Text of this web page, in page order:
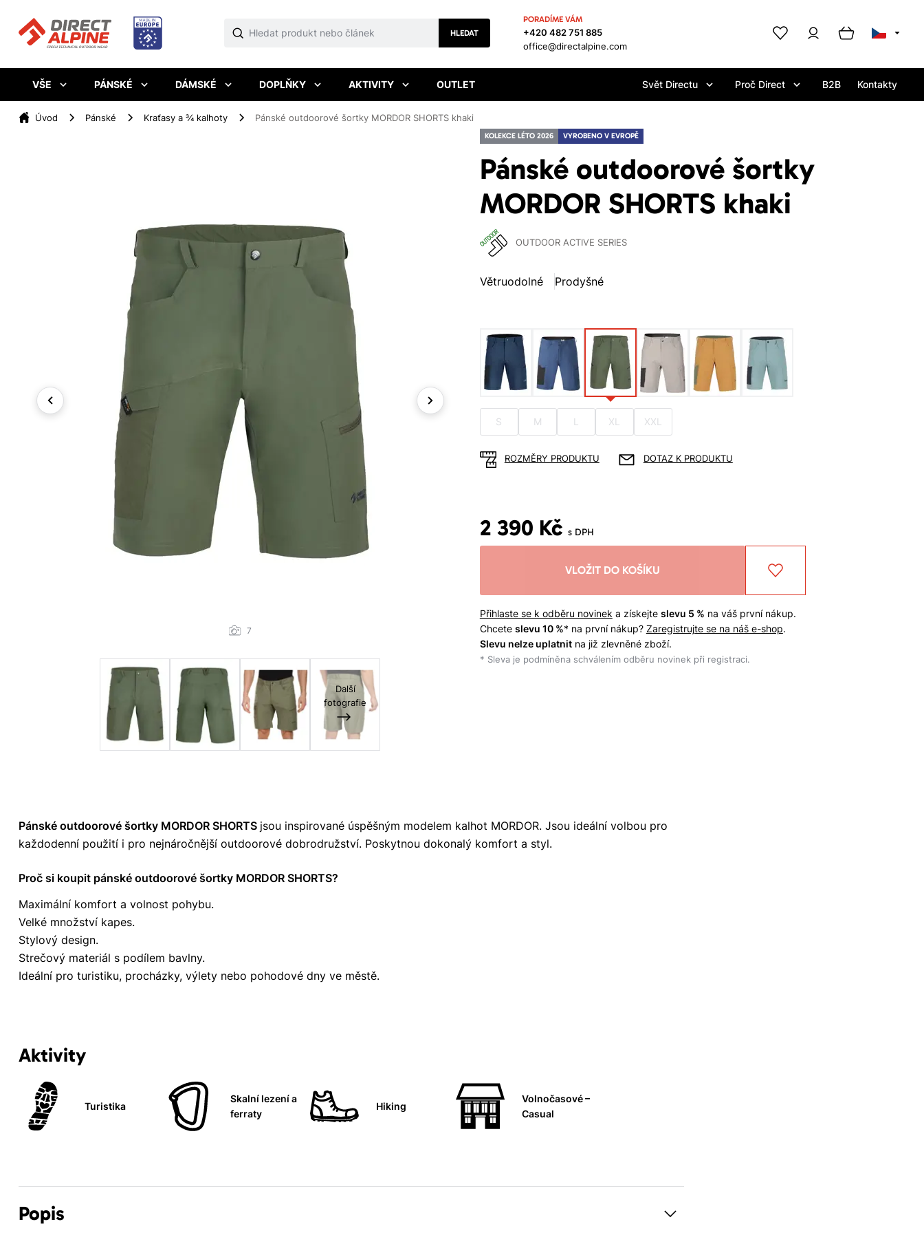
HLEDAT
PORADÍME VÁM
+420 482 751 885
office@directalpine.com
VŠE PÁNSKÉ DÁMSKÉ DOPLŇKY AKTIVITY OUTLET Svět Directu Proč Direct B2B Kontakty
Úvod Pánské Kraťasy a ¾ kalhoty Pánské outdoorové šortky MORDOR SHORTS khaki
KOLEKCE LÉTO 2026 VYROBENO V EVROPĚ
Pánské outdoorové šortky
MORDOR SHORTS khaki
OUTDOOR ACTIVE SERIES
Větruodolné Prodyšné
7
Další
fotografie
S M L XL XXL
ROZMĚRY PRODUKTU DOTAZ K PRODUKTU
2 390 Kč s DPH
VLOŽIT DO KOŠÍKU
Přihlaste se k odběru novinek a získejte slevu 5 % na váš první nákup.
Chcete slevu 10 %* na první nákup? Zaregistrujte se na náš e-shop.
Slevu nelze uplatnitna již zlevněné zboží.
* Sleva je podmíněna schválením odběru novinek při registraci.
Pánské outdoorové šortky MORDOR SHORTS jsou inspirované úspěšným modelem kalhot MORDOR. Jsou ideální volbou pro
každodenní použití i pro nejnáročnější outdoorové dobrodružství. Poskytnou dokonalý komfort a styl.
Proč si koupit pánské outdoorové šortky MORDOR SHORTS?
Maximální komfort a volnost pohybu.
Velké množství kapes.
Stylový design.
Strečový materiál s podílem bavlny.
Ideální pro turistiku, procházky, výlety nebo pohodové dny ve městě.
Aktivity
Turistika
Skalní lezení a
ferraty
Hiking
Volnočasové –
Casual
Popis